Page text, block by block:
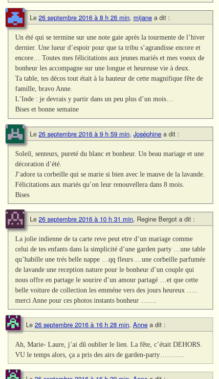
Le 26 septembre 2016 à 8 h 26 min, mijane a dit :
Un été qui se termine sur une note gaie après la tourmente de l’hiver
dernier. Une lueur d’espoir pour que ta tribu s’agrandisse encore et
encore… Toutes mes félicitations aux jeunes mariés et mes voeux de
bonheur les accompagne sur une longue et heureuse vie à deux.
Ta table, tes décos tout était à la hauteur de cette magnifique fête de
famille, bravo Anne.
L’Inde : je devrais y partir dans un peu plus d’un mois…
Bises et bonne semaine
Le 26 septembre 2016 à 9 h 59 min, Joséphine a dit :
Soleil, senteurs, pureté du blanc et bonheur. Un beau mariage et une
décoration d’été.
J’adore ta corbeille qui se marie si bien avec le mauve de la lavande.
Félicitations aux mariés qu’on leur renouvellera dans 8 mois.
Bises
Le 26 septembre 2016 à 10 h 31 min, Regine Bergot a dit :
La jolie indienne de ta carte reve peut etre d’un mariage comme
celui de tes enfants dans la simplicité d’une garden party …une table
qu’habille une trés belle nappe …qq fleurs …une corbeille parfumée
de lavande une reception nature pour le bonheur d’un couple qui
nous offre en partage le sourire d’un amour partagé …et que cette
belle voiture de collection les emméne vers des jours heureux …..
merci Anne pour ces photos instants bonheur …….
Le 26 septembre 2016 à 16 h 28 min, Anne a dit :
Ah, Marie- Laure, j’ai dû oublier le lien. La fête, c’était DEHORS.
VU le temps alors, ça a pris des airs de garden-party………..